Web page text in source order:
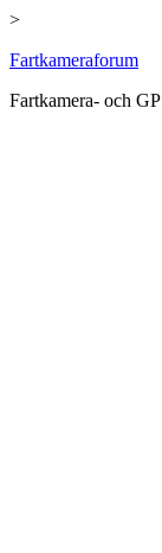
>
Hoppa
innehåll
Fartkameraforum
Fartkamera- och